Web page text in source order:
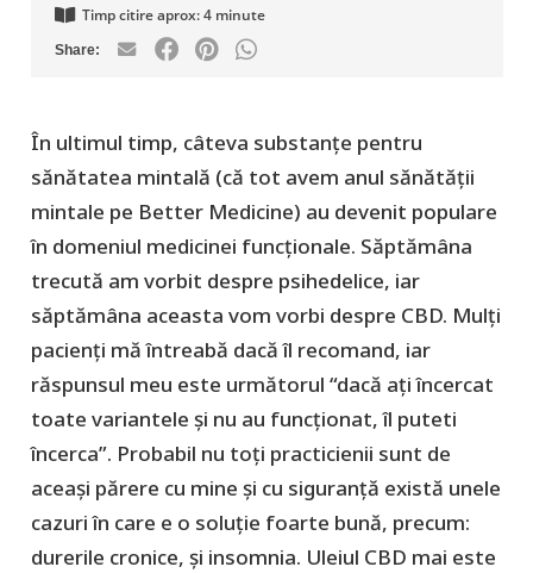
Timp citire aprox: 4 minute
În ultimul timp, câteva substanțe pentru
sănătatea mintală (că tot avem anul sănătății
mintale pe Better Medicine) au devenit populare
în domeniul medicinei funcționale. Săptămâna
trecută am vorbit despre psihedelice, iar
săptămâna aceasta vom vorbi despre CBD. Mulți
pacienți mă întreabă dacă îl recomand, iar
răspunsul meu este următorul “dacă ați încercat
toate variantele și nu au funcționat, îl puteti
încerca”. Probabil nu toți practicienii sunt de
aceași părere cu mine și cu siguranță există unele
cazuri în care e o soluție foarte bună, precum:
durerile cronice, și insomnia. Uleiul CBD mai este